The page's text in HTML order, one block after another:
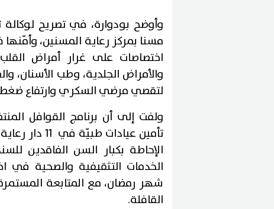
مسنا بمركز رعاية المسنين،
اختصاصات على غرار أمراض القلب
والأمراض الجلدية، وطب الأسنان،
لتقصي مرضي السكري وارتفاع
ولفت إلى أن برنامج القوافل
تأمين
الإحاطة بكبار السن الفاقدين
الخدمات التثقيفية والصحية في
شهر رمضان، مع المتابعة
القافلة.